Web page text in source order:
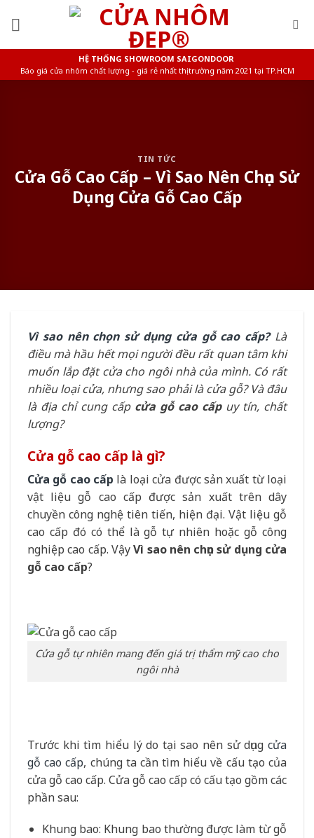
HỆ THỐNG SHOWROOM SAIGONDOOR
Báo giá cửa nhôm chất lượng - giá rẻ nhất thị trường năm 2021 tại TP.HCM
TIN TỨC
Cửa Gỗ Cao Cấp – Vì Sao Nên Chọn Sử
Dụng Cửa Gỗ Cao Cấp
Vì sao nên chọn sử dụng cửa gỗ cao cấp? Là
điều mà hầu hết mọi người đều rất quan tâm khi
muốn lắp đặt cửa cho ngôi nhà của mình. Có rất
nhiều loại cửa, nhưng sao phải là cửa gỗ? Và đâu
là địa chỉ cung cấp cửa gỗ cao cấpuy tín, chất
lượng?
Cửa gỗ cao cấp là gì?
Cửa gỗ cao cấp là loại cửa được sản xuất từ loại
vật liệu gỗ cao cấp được sản xuất trên dây
chuyền công nghệ tiên tiến, hiện đại. Vật liệu gỗ
cao cấp đó có thể là gỗ tự nhiên hoặc gỗ công
nghiệp cao cấp. VậyVì sao nên chọn sử dụng cửa
gỗ cao cấp?
Cửa gỗ tự nhiên mang đến giá trị thẩm mỹ cao cho
ngôi nhà
Trước khi tìm hiểu lý do tại sao nên sử dụng cửa
gỗ cao cấp, chúng ta cần tìm hiểu về cấu tạo của
cửa gỗ cao cấp. Cửa gỗ cao cấp có cấu tạo gồm các
phần sau:
Khung bao: Khung bao thường được làm từ gỗ